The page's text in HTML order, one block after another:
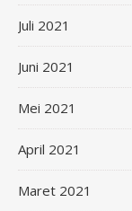
Juli 2021
Juni 2021
Mei 2021
April 2021
Maret 2021